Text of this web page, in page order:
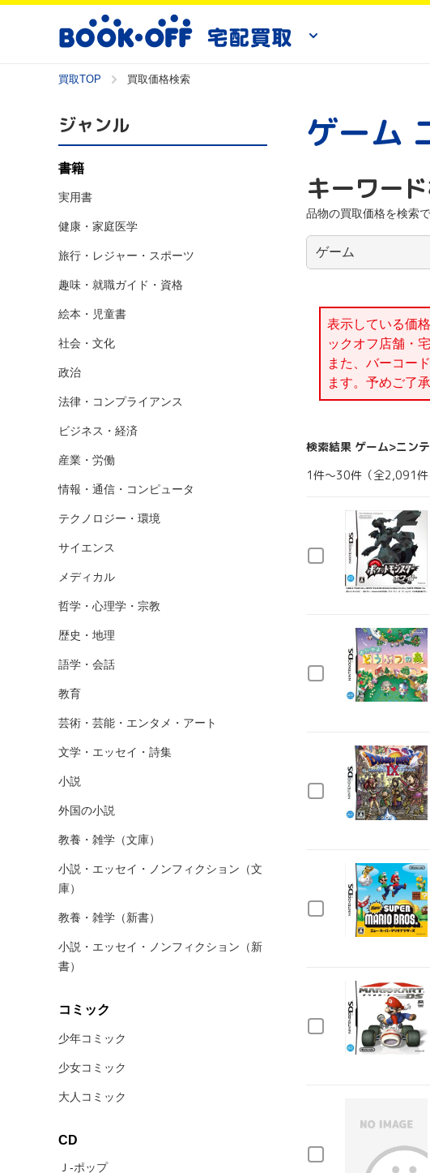
買取TOP 買取価格検索
ゲーム
キーワー
品物の買取価格を検索
表示している価
ックオフ店舗・
また、バーコー
ます。予めご了
検索結果 ゲーム>ニン
1件～30件（全2,091件
ジャンル
書籍
実用書
健康・家庭医学
旅行・レジャー・スポーツ
趣味・就職ガイド・資格
絵本・児童書
社会・文化
政治
法律・コンプライアンス
ビジネス・経済
産業・労働
情報・通信・コンピュータ
テクノロジー・環境
サイエンス
メディカル
哲学・心理学・宗教
歴史・地理
語学・会話
教育
芸術・芸能・エンタメ・アート
文学・エッセイ・詩集
小説
外国の小説
教養・雑学（文庫）
小説・エッセイ・ノンフィクション（文
庫）
教養・雑学（新書）
小説・エッセイ・ノンフィクション（新
書）
コミック
少年コミック
少女コミック
大人コミック
CD
Ｊ‐ポップ